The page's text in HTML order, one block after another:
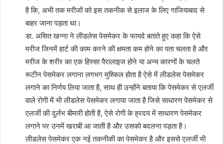
है कि, अभी तक मरीजों को इस तकनीक से इलाज के लिए गाजियाबाद से
बाहर जाना पड़ता था।
डा. असित खन्ना ने लीडलेस पेसमेकर के फायदे बताते हुए कहा कि ऐसे
मरीज जिनमें हार्ट की काम करने की क्षमता कम होने का पता चलता है और
मरीज के शरीर का एक हिस्सा पैरालाइज होने या अन्य कारणों के चलते
रूटीन पेसमेकर लगाना लगभग मुश्किल होता है ऐसे में लीडलेस पेसमेकर
लगाने का निर्णय लिया जाता है, साथ ही उन्होंने बताया कि पेसमेकर से एलर्जी
वाले रोगी में भी लीडलेस पेसमेकर लगाया जाता है जिसे साधारण पेसमेकर से
एलर्जी की दुर्लभ बीमारी होती है, ऐसे रोगी के ह्रदय में साधारण पेसमेकर
लगाने पर उनमें खराबी आ जाती है और उसको बदलना पड़ता है।
लीडलेस पेसमेकर एक नई तकनीकी का पेसमेकर है और इससे एलर्जी भी